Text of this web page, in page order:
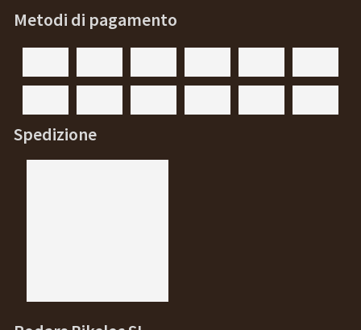
Metodi di pagamento
Spedizione